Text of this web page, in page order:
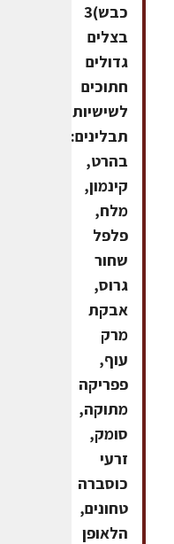
כבש)3
בצלים
גדולים
חתוכים
לשישיות
תבלינים:
בהרט,
קינמון,
מלח,
פלפל
שחור
גרוס,
אבקת
מרק
עוף,
פפריקה
מתוקה,
סומק,
זרעי
כוסברה
טחונים,
הלאופן